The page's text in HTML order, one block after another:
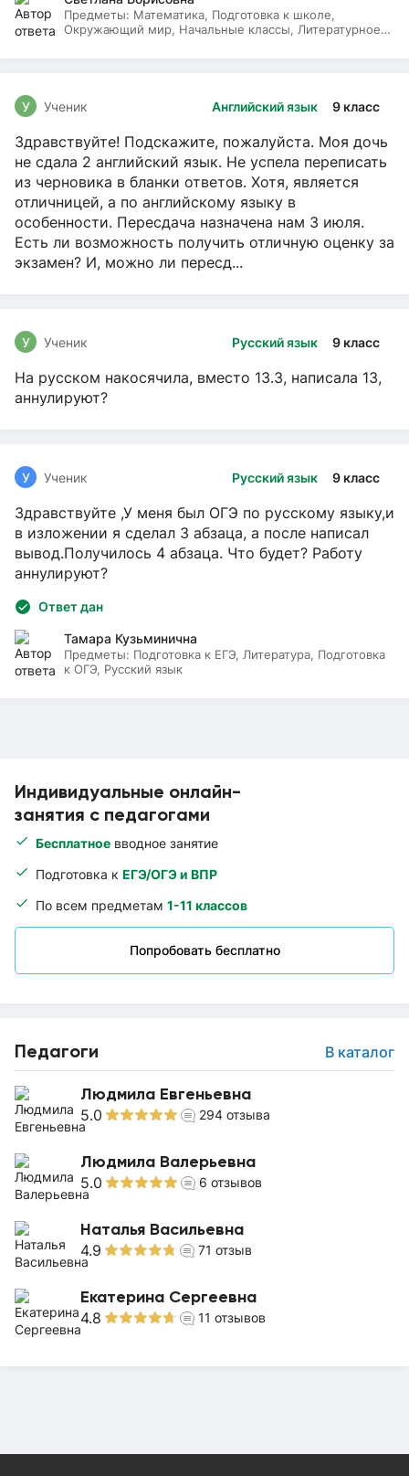
Индивидуальные онлайн-
занятия с педагогами
Бесплатное вводное занятие
Подготовка к ЕГЭ/ОГЭ и ВПР
По всем предметам 1-11 классов
Попробовать бесплатно
Педагоги В каталог
Людмила Евгеньевна
5.0 294 отзыва
Людмила Валерьевна
5.0 6 отзывов
Наталья Васильевна
4.9 71 отзыв
Екатерина Сергеевна
4.8 11 отзывов
Предметы: Математика, Подготовка к школе,
Окружающий мир, Начальные классы, Литературное
Английский язык 9 класс
У Ученик
Здравствуйте! Подскажите, пожалуйста. Моя дочь
не сдала 2 английский язык. Не успела переписать
из черновика в бланки ответов. Хотя, является
отличницей, а по английскому языку в
особенности. Пересдача назначена нам 3 июля.
Есть ли возможность получить отличную оценку за
экзамен? И, можно ли пересд...
Русский язык 9 класс
У Ученик
На русском накосячила, вместо 13.3, написала 13,
аннулируют?
Русский язык 9 класс
У Ученик
Здравствуйте ,У меня был ОГЭ по русскому языку,и
в изложении я сделал 3 абзаца, а после написал
вывод.Получилось 4 абзаца. Что будет? Работу
аннулируют?
Ответ дан
Тамара Кузьминична
Предметы: Подготовка к ЕГЭ, Литература, Подготовка
к ОГЭ, Русский язык